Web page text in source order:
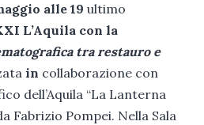
alle 19 ultimo
L’Aquila con la
tra restauro e
in collaborazione con
dell’Aquila “La Lanterna
Fabrizio Pompei. Nella Sala